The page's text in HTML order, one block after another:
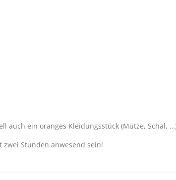
auch ein oranges Kleidungsstück (Mütze, Schal,
Stunden anwesend sein!